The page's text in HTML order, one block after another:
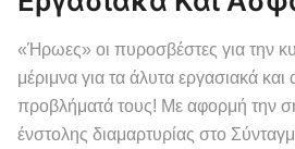
«Ήρωες» οι πυροσβέστες για την
μέριμνα για τα άλυτα εργασιακά και
προβλήματά τους! Με αφορμή την
ένστολης διαμαρτυρίας στο